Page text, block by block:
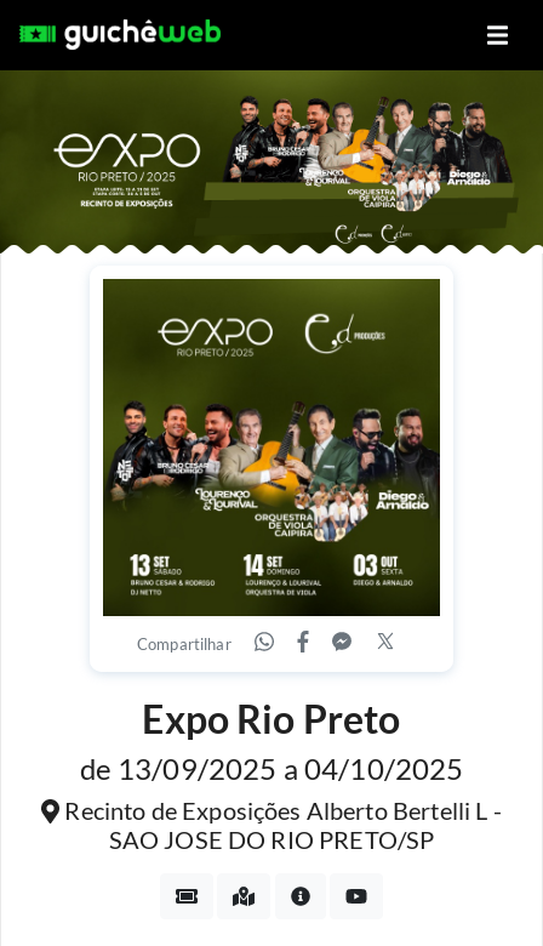
Compartilhar
Expo Rio Preto
de 13/09/2025 a 04/10/2025
Recinto de Exposições Alberto Bertelli L -
SAO JOSE DO RIO PRETO/SP